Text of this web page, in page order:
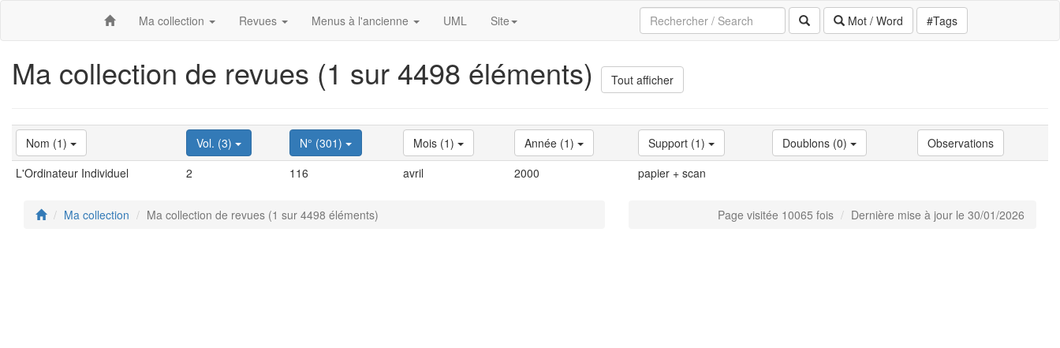
Ma collection Revues Menus à l'ancienne UML Site Mot / Word #Tags
Ma collection de revues (1 sur 4498 éléments) Tout afficher
Nom (1) Vol. (3) N° (301) Mois (1) Année (1) Support (1) Doublons (0)
Observations
L'Ordinateur Individuel
2 116 avril 2000 papier + scan
Ma collection Ma collection de revues (1 sur 4498 éléments) Page visitée 10065 fois Dernière mise à jour le 30/01/2026